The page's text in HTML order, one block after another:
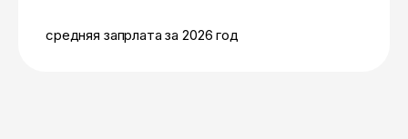
средняя запрлата за 2026 год